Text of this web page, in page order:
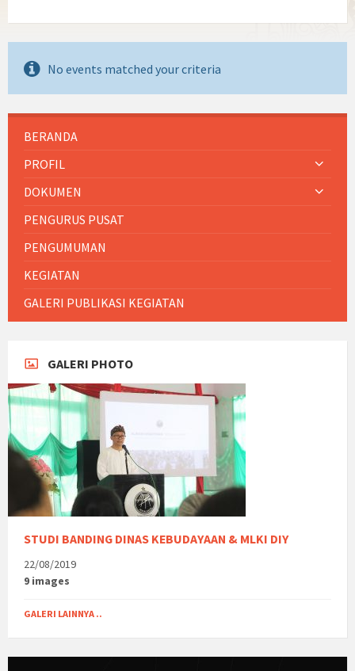
No events matched your criteria
BERANDA
PROFIL
DOKUMEN
PENGURUS PUSAT
PENGUMUMAN
KEGIATAN
GALERI PUBLIKASI KEGIATAN
GALERI PHOTO
STUDI BANDING DINAS KEBUDAYAAN & MLKI DIY
22/08/2019
9 images
GALERI LAINNYA ..